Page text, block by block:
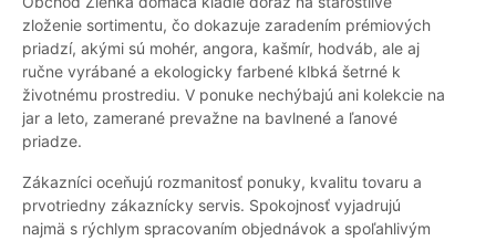
zloženie sortimentu, čo dokazuje zaradením prémiových
priadzí, akými sú mohér, angora, kašmír, hodváb, ale aj
ručne vyrábané a ekologicky farbené klbká šetrné k
životnému prostrediu. V ponuke nechýbajú ani kolekcie na
jar a leto, zamerané prevažne na bavlnené a ľanové
priadze.
Zákazníci oceňujú rozmanitosť ponuky, kvalitu tovaru a
prvotriedny zákaznícky servis. Spokojnosť vyjadrujú
najmä s rýchlym spracovaním objednávok a spoľahlivým